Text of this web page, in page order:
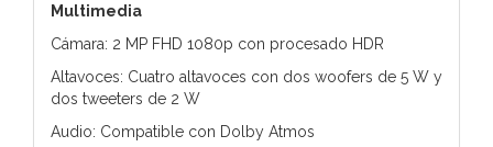
Multimedia
Cámara: 2 MP FHD 1080p con procesado HDR
Altavoces: Cuatro altavoces con dos woofers de 5 W y
dos tweeters de 2 W
Audio: Compatible con Dolby Atmos